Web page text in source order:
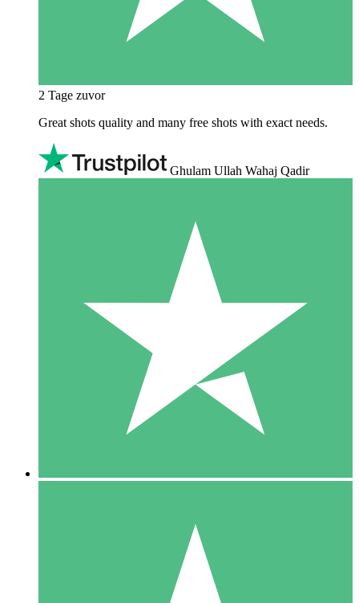
2 Tage zuvor
Great shots quality and many free shots with exact needs.
Ghulam Ullah Wahaj Qadir